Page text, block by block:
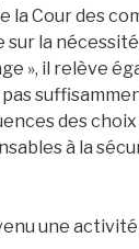
la Cour des
la
», il relève
des
à la
une